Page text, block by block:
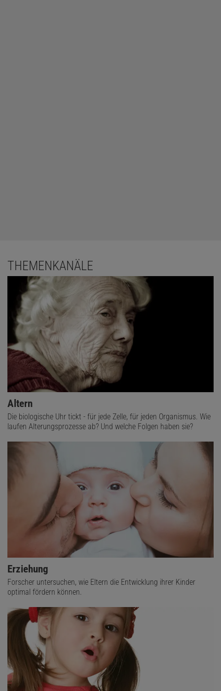
THEMENKANÄLE
Altern
Die biologische Uhr tickt - für jede Zelle, für jeden Organismus. Wie
laufen Alterungsprozesse ab? Und welche Folgen haben sie?
Erziehung
Forscher untersuchen, wie Eltern die Entwicklung ihrer Kinder
optimal fördern können.